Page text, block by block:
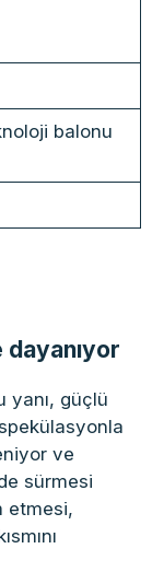
balonu
dayanıyor
yanı, güçlü
ve
sürmesi
etmesi,